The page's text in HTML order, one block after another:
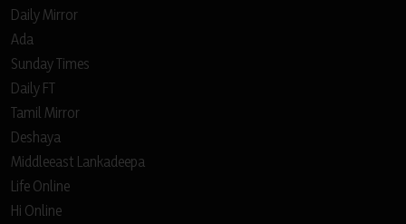
Daily Mirror
Ada
Sunday Times
Daily FT
Tamil Mirror
Deshaya
Middleeast Lankadeepa
Life Online
Hi Online